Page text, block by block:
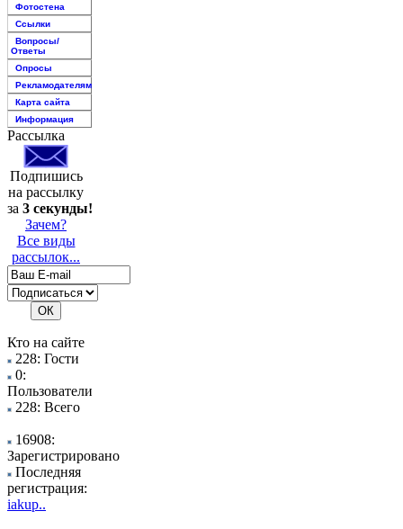
Фотостена
Ссылки
Вопросы/
Ответы
Опросы
Рекламодателям
Карта сайта
Информация
Рассылка
Подпишись
на рассылку
за 3 секунды!
Зачем?
Все виды
рассылок...
Кто на сайте
228: Гости
0:
Пользователи
228: Всего
16908:
Зарегистрировано
Последняя
регистрация:
iakup..